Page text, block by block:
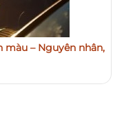
màu – Nguyên nhân,